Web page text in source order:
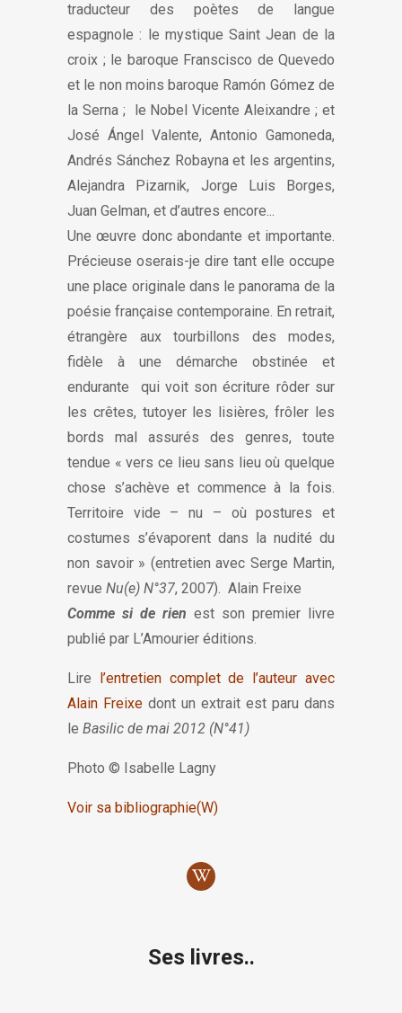
traducteur des poètes de langue
espagnole : le mystique Saint Jean de la
croix ; le baroque Franscisco de Quevedo
et le non moins baroque Ramón Gómez de
la Serna ; le Nobel Vicente Aleixandre ; et
José Ángel Valente, Antonio Gamoneda,
Andrés Sánchez Robayna et les argentins,
Alejandra Pizarnik, Jorge Luis Borges,
Juan Gelman, et d’autres encore...
Une œuvre donc abondante et importante.
Précieuse oserais-je dire tant elle occupe
une place originale dans le panorama de la
poésie française contemporaine. En retrait,
étrangère aux tourbillons des modes,
fidèle à une démarche obstinée et
endurante qui voit son écriture rôder sur
les crêtes, tutoyer les lisières, frôler les
bords mal assurés des genres, toute
tendue « vers ce lieu sans lieu où quelque
chose s’achève et commence à la fois.
Territoire vide – nu – où postures et
costumes s’évaporent dans la nudité du
non savoir » (entretien avec Serge Martin,
revue Nu(e) N°37, 2007). Alain Freixe
Comme si de rien est son premier livre
publié par L’Amourier éditions.
Lire l’entretien complet de l’auteur avec
Alain Freixe dont un extrait est paru dans
le Basilic de mai 2012 (N°41)
Photo © Isabelle Lagny
Voir sa bibliographie(W)
Ses livres..